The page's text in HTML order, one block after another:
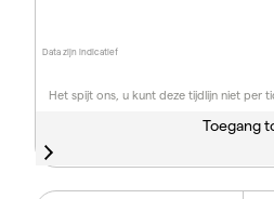
Het spijt ons, u kunt deze tijdlijn niet per
Data zijn indicatief
Toegang